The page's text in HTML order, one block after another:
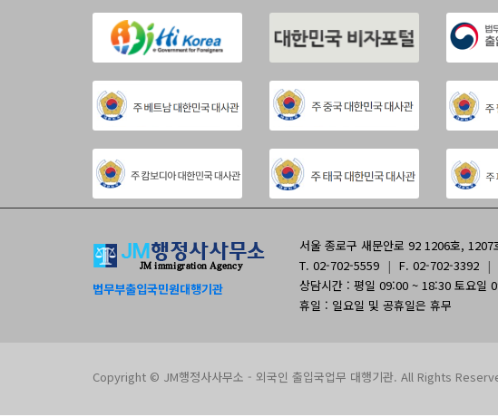
법무부출입국민원대행기관
서울 종로구 새문안로 92 1206호,
T. 02-702-5559 | F. 02-702-3392 |
상담시간 : 평일 09:00 ~ 18:30 토요일
휴일 : 일요일 및 공휴일은 휴무
Copyright © JM행정사사무소 - 외국인 출입국업무 대행기관. All Rights